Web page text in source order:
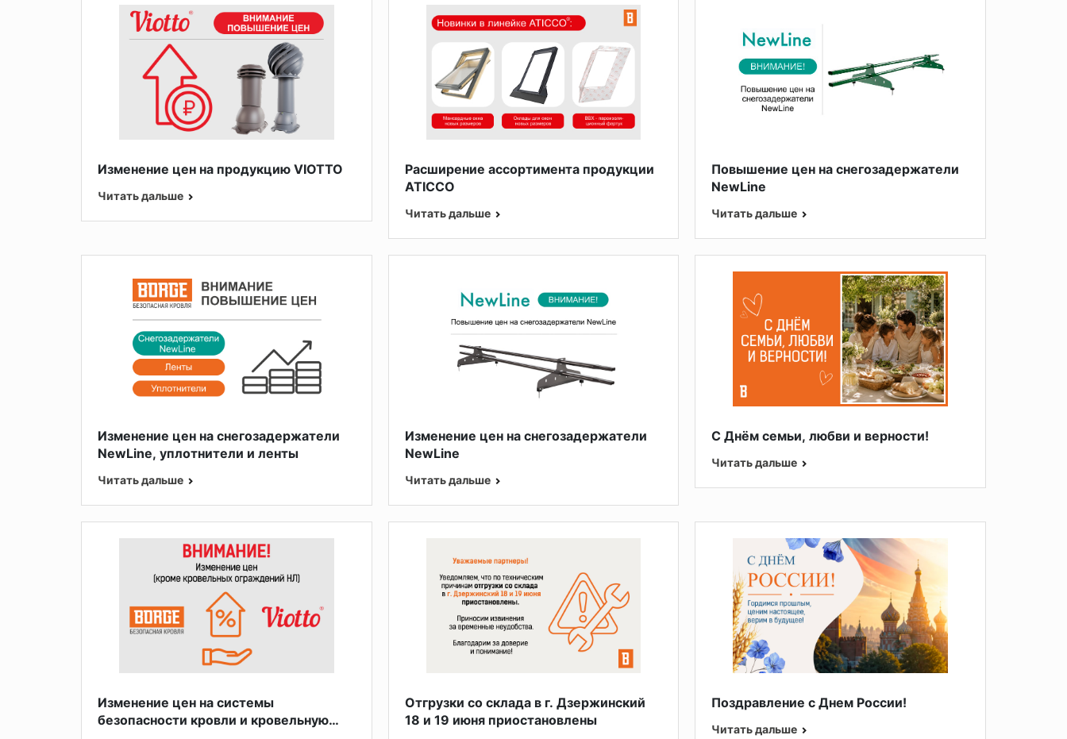
Изменение цен на продукцию VIOTTO
Читать дальше
Расширение ассортимента продукции
ATICCO
Читать дальше
Повышение цен на снегозадержатели
NewLine
Читать дальше
Изменение цен на снегозадержатели
NewLine, уплотнители и ленты
Читать дальше
Изменение цен на снегозадержатели
NewLine
Читать дальше
С Днём семьи, любви и верности!
Читать дальше
Изменение цен на системы
безопасности кровли и кровельную
Отгрузки со склада в г. Дзержинский
18 и 19 июня приостановлены
Поздравление с Днем России!
Читать дальше